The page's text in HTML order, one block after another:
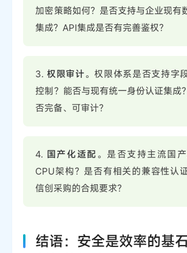
加密策略如何？是否支持与企业现有
集成？API集成是否有完善鉴权？
3. 权限审计。权限体系是否支持字
控制？能否与现有统一身份认证集成
否完备、可审计？
4. 国产化适配 。是否支持主流国
CPU架构？是否有相关的兼容性认
信创采购的合规要求？
结语：安全是效率的基